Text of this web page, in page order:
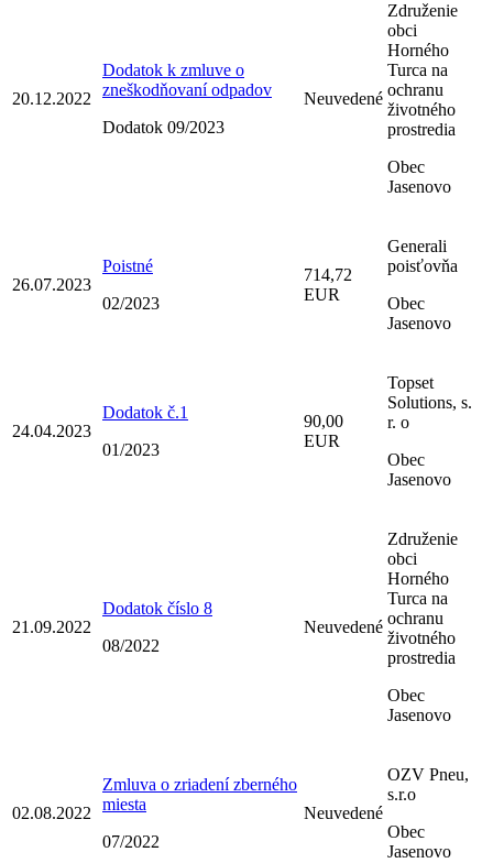
20.12.2022
Dodatok k zmluve o
zneškodňovaní odpadov
Dodatok 09/2023
Neuvedené
Združenie
obci
Horného
Turca na
ochranu
životného
prostredia
Obec
Jasenovo
26.07.2023
Poistné
02/2023
714,72
EUR
Generali
poisťovňa
Obec
Jasenovo
24.04.2023
Dodatok č.1
01/2023
90,00
EUR
Topset
Solutions, s.
r. o
Obec
Jasenovo
21.09.2022
Dodatok číslo 8
08/2022
Neuvedené
Združenie
obci
Horného
Turca na
ochranu
životného
prostredia
Obec
Jasenovo
02.08.2022
Zmluva o zriadení zberného
miesta
07/2022
Neuvedené
OZV Pneu,
s.r.o
Obec
Jasenovo